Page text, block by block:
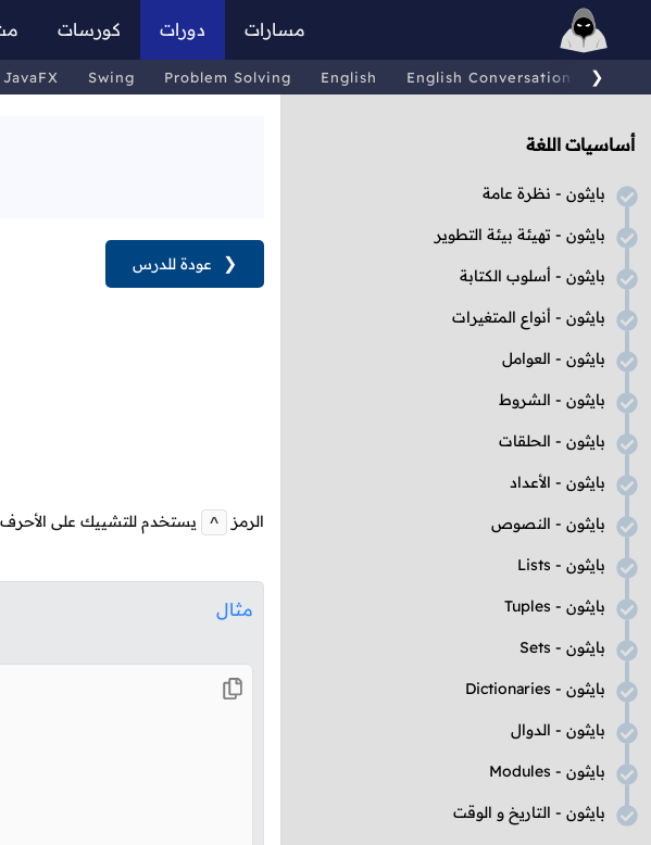
مسارات دورات كورسات
JavaFX Swing Problem Solving English English Conversations ❯
أساسيات اللغة
بايثون - نظرة عامة
بايثون - تهيئة بيئة التطوير
بايثون - أسلوب الكتابة
بايثون - أنواع المتغيرات
بايثون - العوامل
بايثون - الشروط
بايثون - الحلقات
بايثون - الأعداد
بايثون - النصوص
بايثون - Lists
بايثون - Tuples
بايثون - Sets
بايثون - Dictionaries
بايثون - الدوال
بايثون - Modules
بايثون - التاريخ و الوقت
❮ عودة للدرس
الرمز ^ يستخدم للتشييك على
مثال